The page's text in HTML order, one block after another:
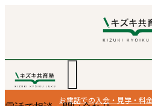
お電話での入会・見学・料